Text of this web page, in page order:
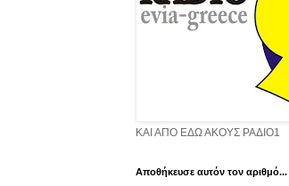
ΚΑΙ ΑΠΟ ΕΔΩ ΑΚΟΥΣ ΡΑΔΙΟ1
Aποθήκευσε αυτόν τον αριθμό...